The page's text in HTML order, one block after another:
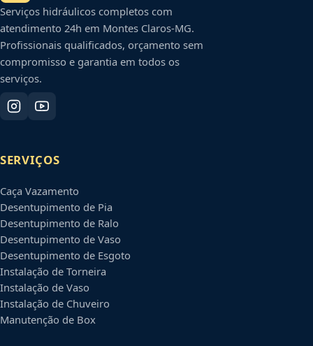
Serviços hidráulicos completos com
atendimento 24h em Montes Claros-MG.
Profissionais qualificados, orçamento sem
compromisso e garantia em todos os
serviços.
SERVIÇOS
Caça Vazamento
Desentupimento de Pia
Desentupimento de Ralo
Desentupimento de Vaso
Desentupimento de Esgoto
Instalação de Torneira
Instalação de Vaso
Instalação de Chuveiro
Manutenção de Box